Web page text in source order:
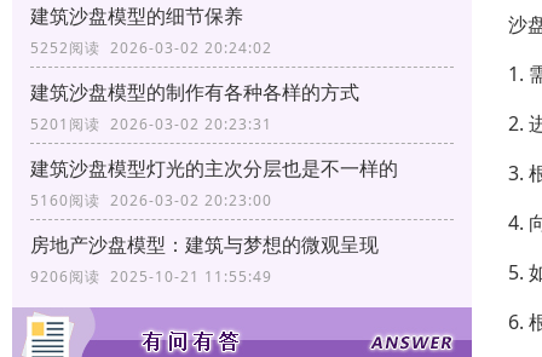
建筑沙盘模型的细节保养
5252阅读 2026-03-02 20:24:02
建筑沙盘模型的制作有各种各样的方式
5201阅读 2026-03-02 20:23:31
建筑沙盘模型灯光的主次分层也是不一样的
5160阅读 2026-03-02 20:23:00
房地产沙盘模型：建筑与梦想的微观呈现
9206阅读 2025-10-21 11:55:49
沙
1.
2.
3.
4.
5.
6.